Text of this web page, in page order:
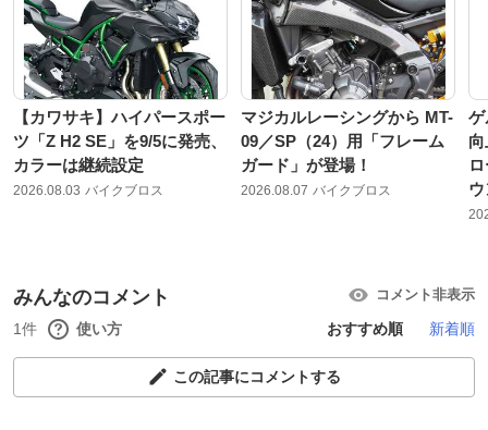
【カワサキ】ハイパースポー
ツ「Z H2 SE」を9/5に発売、
カラーは継続設定
2026.08.03 バイクブロス
マジカルレーシングから MT-
09／SP（24）用「フレーム
ガード」が登場！
2026.08.07 バイクブロス
ゲ
みんなのコメント コメント非表示
1件 使い方 おすすめ順 新着順
この記事にコメントする